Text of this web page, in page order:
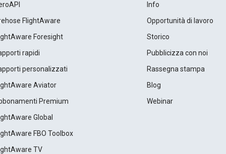
FlightAware
Foresight
rapidi
personalizzati
Aviator
Premium
Global
FBO Toolbox
TV
Info
Opportunità di lavoro
Storico
Pubblicizza con noi
Rassegna stampa
Blog
Webinar